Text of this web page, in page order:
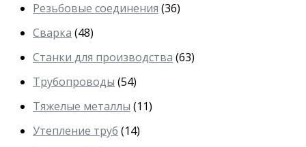
Резьбовые соединения (36)
Сварка (48)
Станки для производства (63)
Трубопроводы (54)
Тяжелые металлы (11)
Утепление труб (14)